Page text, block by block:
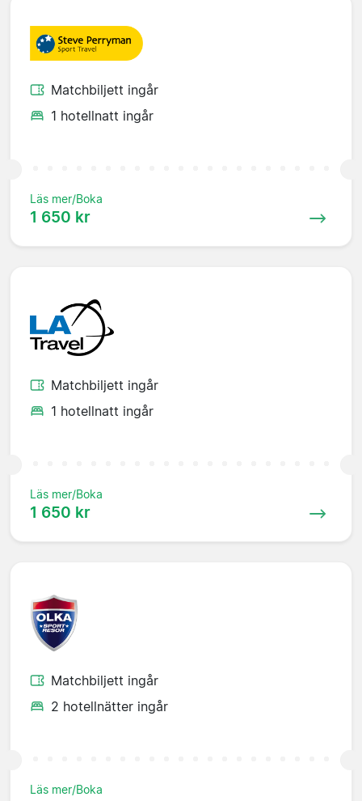
Matchbiljett ingår
1 hotellnatt ingår
Läs mer/Boka
1 650 kr
Matchbiljett ingår
1 hotellnatt ingår
Läs mer/Boka
1 650 kr
Matchbiljett ingår
2 hotellnätter ingår
Läs mer/Boka